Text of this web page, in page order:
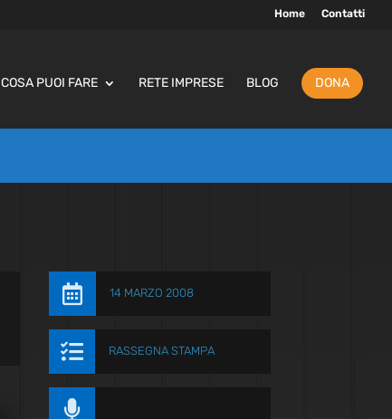
Home Contatti
COSA PUOI FARE RETE IMPRESE BLOG DONA
 14 MARZO 2008
 RASSEGNA STAMPA
